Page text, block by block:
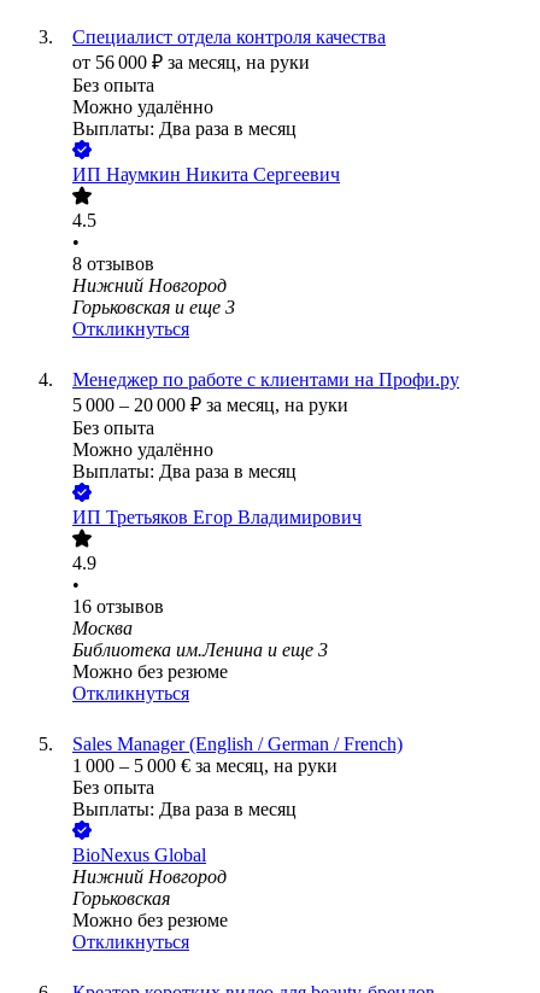
Специалист отдела контроля качества
от 56 000 ₽ за месяц, на руки
Без опыта
Можно удалённо
Выплаты: Два раза в месяц
ИП Наумкин Никита Сергеевич
4.5
•
8 отзывов
Нижний Новгород
Горьковская и еще 3
Откликнуться
Менеджер по работе с клиентами на Профи.ру
5 000 – 20 000 ₽ за месяц, на руки
Без опыта
Можно удалённо
Выплаты: Два раза в месяц
ИП Третьяков Егор Владимирович
4.9
•
16 отзывов
Москва
Библиотека им.Ленина и еще 3
Можно без резюме
Откликнуться
Sales Manager (English / German / French)
1 000 – 5 000 € за месяц, на руки
Без опыта
Выплаты: Два раза в месяц
BioNexus Global
Нижний Новгород
Горьковская
Можно без резюме
Откликнуться